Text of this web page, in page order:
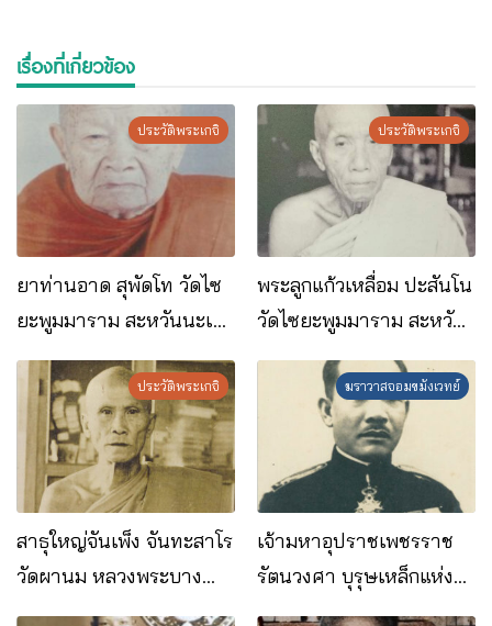
เรื่องที่เกี่ยวข้อง
ประวัติพระเกจิ
ยาท่านอาด สุพัดโท วัดไซ
ยะพูมมาราม สะหวันนะเขต
สปป.ลาว
ประวัติพระเกจิ
พระลูกแก้วเหลื่อม ปะสันโน
วัดไซยะพูมมาราม สะหวัน
นะเขต สปป.ลาว
ประวัติพระเกจิ
สาธุใหญ่จันเพ็ง จันทะสาโร
วัดผานม หลวงพระบาง
สปป.ลาว
ฆราวาสจอมขมังเวทย์
เจ้ามหาอุปราชเพชรราช
รัตนวงศา บุรุษเหล็กแห่ง
ราชอาณาจักรลาว